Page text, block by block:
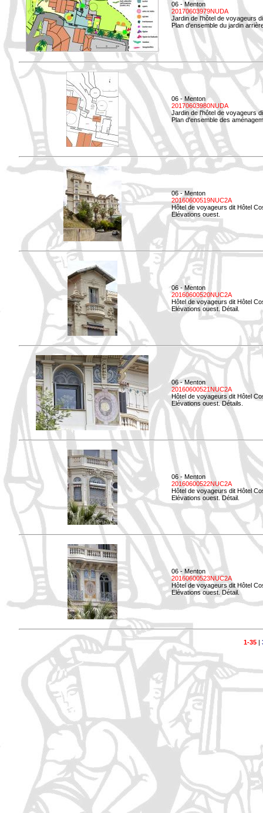
06 - Menton
20170603979NUDA
Jardin de l'hôtel de voyageurs
Plan d'ensemble du jardin
06 - Menton
20170603980NUDA
Jardin de l'hôtel de voyageurs
Plan d'ensemble des
06 - Menton
20160600519NUC2A
Hôtel de voyageurs dit Hôtel
Elévations ouest.
06 - Menton
20160600520NUC2A
Hôtel de voyageurs dit Hôtel
Elévations ouest. Détail.
06 - Menton
20160600521NUC2A
Hôtel de voyageurs dit Hôtel
Elévations ouest. Détails.
06 - Menton
20160600522NUC2A
Hôtel de voyageurs dit Hôtel
Elévations ouest. Détail.
06 - Menton
20160600523NUC2A
Hôtel de voyageurs dit Hôtel
Elévations ouest. Détail.
1-35|